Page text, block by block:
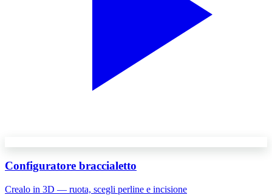
Configuratore braccialetto
Crealo in 3D — ruota, scegli perline e incisione